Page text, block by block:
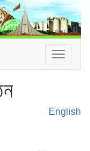
Toggle
English